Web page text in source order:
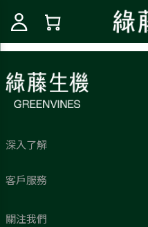
深入了解
客戶服務
關注我們